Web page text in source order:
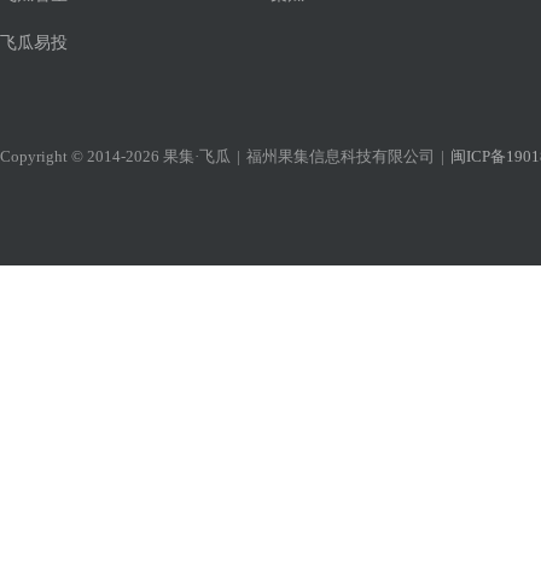
飞瓜易投
Copyright © 2014-2026 果集·飞瓜 | 福州果集信息科技有限公司 | 闽ICP备